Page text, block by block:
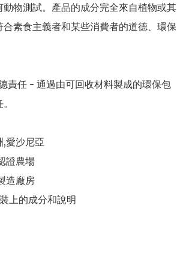
物測試。產品的成分完全來自植物或其
素食主義者和某些消費者的道德、環保
責任 - 通過由可回收材料製成的環保包
愛沙尼亞
證農場
造廠房
上的成分和說明